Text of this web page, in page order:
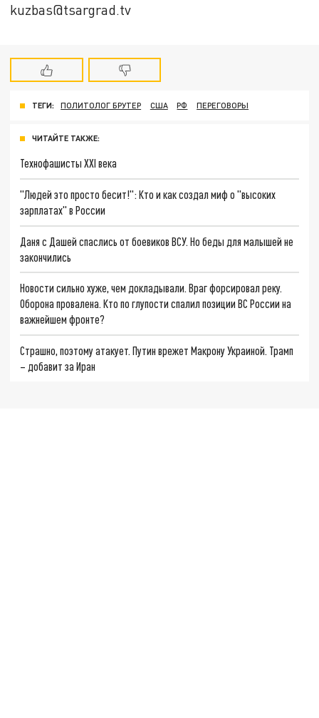
kuzbas@tsargrad.tv
ТЕГИ: ПОЛИТОЛОГ БРУТЕР США РФ ПЕРЕГОВОРЫ
ЧИТАЙТЕ ТАКЖЕ:
Технофашисты XXI века
"Людей это просто бесит!": Кто и как создал миф о "высоких
зарплатах" в России
Даня с Дашей спаслись от боевиков ВСУ. Но беды для малышей не
закончились
Новости сильно хуже, чем докладывали. Враг форсировал реку.
Оборона провалена. Кто по глупости спалил позиции ВС России на
важнейшем фронте?
Страшно, поэтому атакует. Путин врежет Макрону Украиной. Трамп
– добавит за Иран